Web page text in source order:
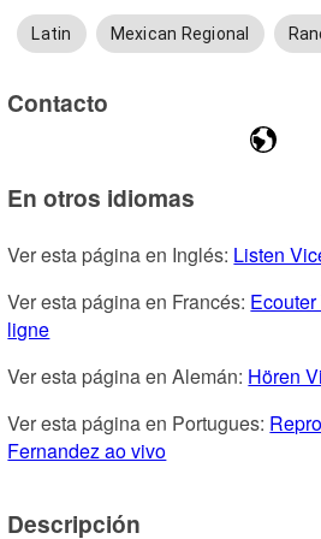
Latin Mexican Regional
Contacto
En otros idiomas
Ver esta página en Inglés: Listen
Ver esta página en Francés:
ligne
Ver esta página en Alemán: Hören
Ver esta página en Portugues:
Fernandez ao vivo
Descripción